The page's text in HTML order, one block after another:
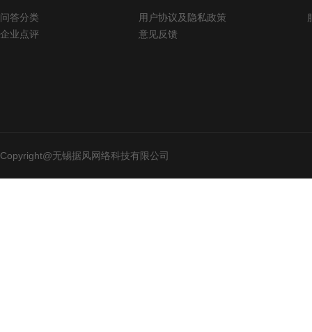
问答分类
企业点评
用户协议及隐私政策
意见反馈
Copyright@无锡据风网络科技有限公司